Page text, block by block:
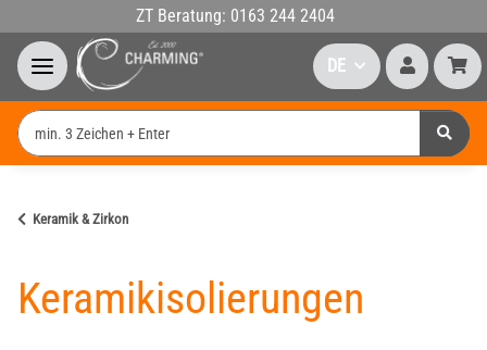
ZT Beratung: 0163 244 2404
DE
Keramik & Zirkon
Keramikisolierungen